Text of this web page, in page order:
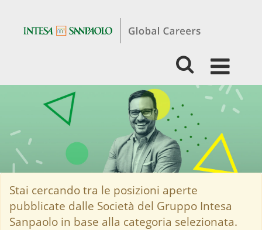
Students
Graduates
HR,
Organization
Facility
Management
Stai cercando tra le posizioni aperte
pubblicate dalle Società del Gruppo Intesa
Sanpaolo in base alla categoria selezionata.